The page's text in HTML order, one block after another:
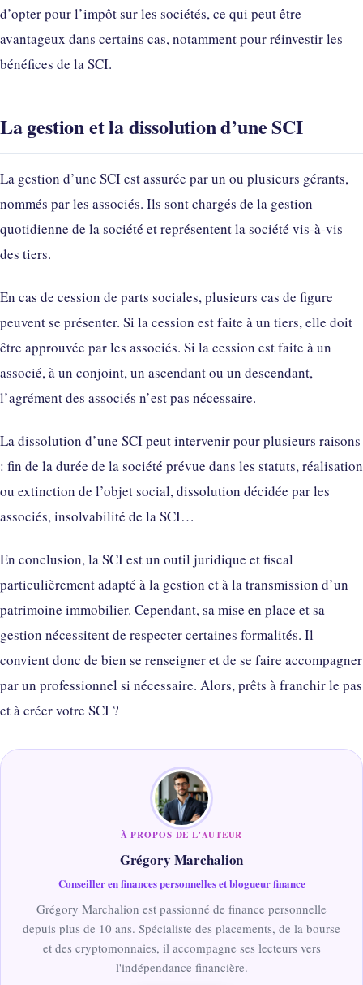
d’opter pour l’impôt sur les sociétés, ce qui peut être
avantageux dans certains cas, notamment pour réinvestir les
bénéfices de la SCI.
La gestion et la dissolution d’une SCI
La gestion d’une SCI est assurée par un ou plusieurs gérants,
nommés par les associés. Ils sont chargés de la gestion
quotidienne de la société et représentent la société vis-à-vis
des tiers.
En cas de cession de parts sociales, plusieurs cas de figure
peuvent se présenter. Si la cession est faite à un tiers, elle doit
être approuvée par les associés. Si la cession est faite à un
associé, à un conjoint, un ascendant ou un descendant,
l’agrément des associés n’est pas nécessaire.
La dissolution d’une SCI peut intervenir pour plusieurs raisons
: fin de la durée de la société prévue dans les statuts, réalisation
ou extinction de l’objet social, dissolution décidée par les
associés, insolvabilité de la SCI…
En conclusion, la SCI est un outil juridique et fiscal
particulièrement adapté à la gestion et à la transmission d’un
patrimoine immobilier. Cependant, sa mise en place et sa
gestion nécessitent de respecter certaines formalités. Il
convient donc de bien se renseigner et de se faire accompagner
par un professionnel si nécessaire. Alors, prêts à franchir le pas
et à créer votre SCI ?
À PROPOS DE L'AUTEUR
Grégory Marchalion
Conseiller en finances personnelles et blogueur finance
Grégory Marchalion est passionné de finance personnelle
depuis plus de 10 ans. Spécialiste des placements, de la bourse
et des cryptomonnaies, il accompagne ses lecteurs vers
l'indépendance financière.